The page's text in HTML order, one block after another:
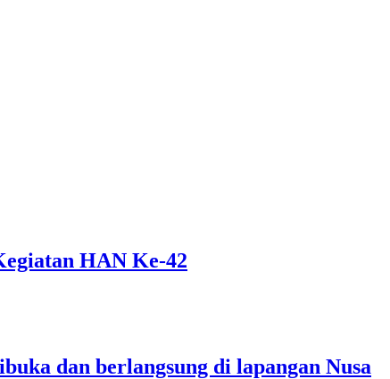
HAN Ke-42
dan berlangsung di lapangan Nusa